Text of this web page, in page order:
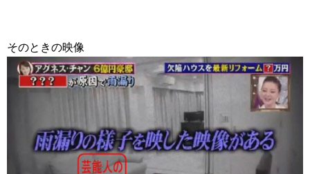
そのときの映像